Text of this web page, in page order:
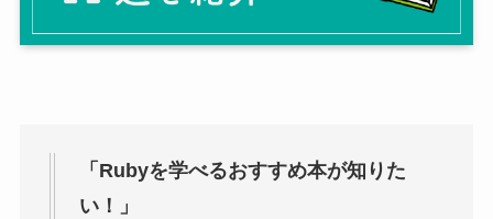
「Rubyを学べるおすすめ本が知りた
い！」